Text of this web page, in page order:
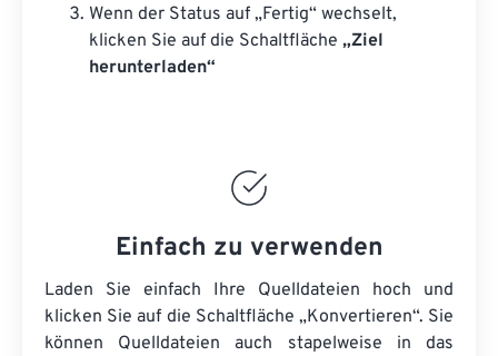
Wenn der Status auf „Fertig“ wechselt,
klicken Sie auf die Schaltfläche „Ziel
herunterladen“
Einfach zu verwenden
Laden Sie einfach Ihre Quelldateien hoch und
klicken Sie auf die Schaltfläche „Konvertieren“. Sie
können Quelldateien auch stapelweise in das